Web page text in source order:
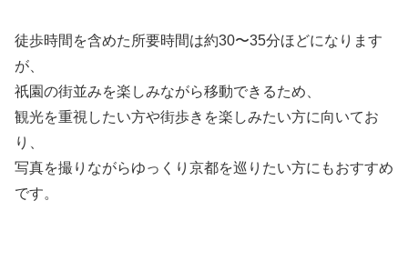
徒歩時間を含めた所要時間は約30〜35分ほどになります
が、
祇園の街並みを楽しみながら移動できるため、
観光を重視したい方や街歩きを楽しみたい方に向いてお
り、
写真を撮りながらゆっくり京都を巡りたい方にもおすすめ
です。